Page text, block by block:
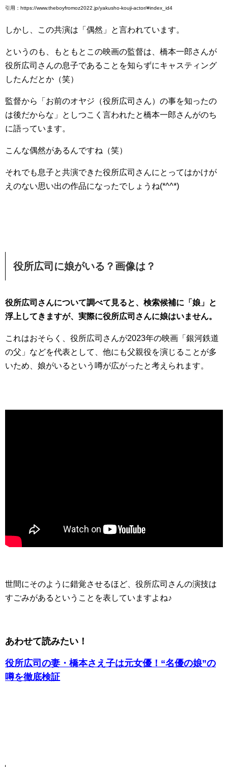
引用：https://www.theboyfromoz2022.jp/yakusho-kouji-actor/#index_id4
しかし、この共演は「偶然」と言われています。
というのも、もともとこの映画の監督は、橋本一郎さんが
役所広司さんの息子であることを知らずにキャスティング
したんだとか（笑）
監督から「お前のオヤジ（役所広司さん）の事を知ったの
は後だからな」としつこく言われたと橋本一郎さんがのち
に語っています。
こんな偶然があるんですね（笑）
それでも息子と共演できた役所広司さんにとってはかけが
えのない思い出の作品になったでしょうね(*^^*)
役所広司に娘がいる？画像は？
役所広司さんについて調べて見ると、検索候補に「娘」と
浮上してきますが、実際に役所広司さんに娘はいません。
これはおそらく、役所広司さんが2023年の映画「銀河鉄道
の父」などを代表として、他にも父親役を演じることが多
いため、娘がいるという噂が広がったと考えられます。
世間にそのように錯覚させるほど、役所広司さんの演技は
すごみがあるということを表していますよね♪
あわせて読みたい！
役所広司の妻・橋本さえ子は元女優！“名優の娘”の
噂を徹底検証